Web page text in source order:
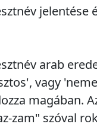
jelentése
arab
vagy
magában.
zam" szóval